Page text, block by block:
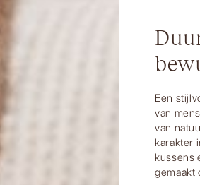
Een
van
van
karakter
kussens
gemaakt